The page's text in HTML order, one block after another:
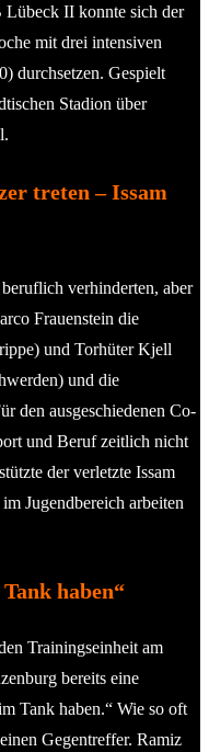
II konnte sich der
mit drei intensiven
durchsetzen. Gespielt
Stadion über
treten – Issam
verhinderten, aber
Frauenstein die
und Torhüter Kjell
und die
den ausgeschiedenen Co-
und Beruf zeitlich nicht
der verletzte Issam
Jugendbereich arbeiten
haben“
Trainingseinheit am
bereits eine
Tank haben.“ Wie so oft
Gegentreffer. Ramiz